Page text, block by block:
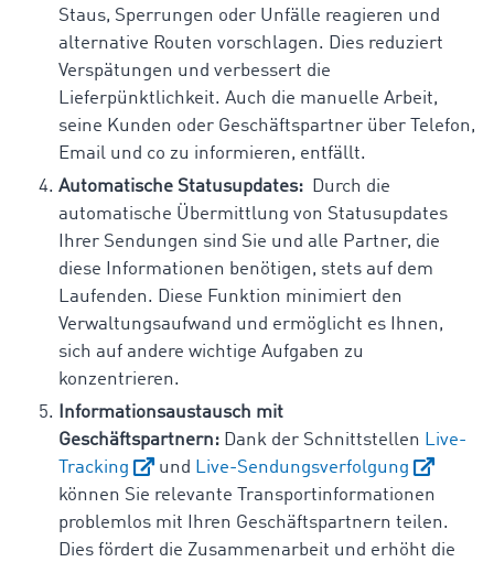
Staus, Sperrungen oder Unfälle reagieren und
alternative Routen vorschlagen. Dies reduziert
Verspätungen und verbessert die
Lieferpünktlichkeit. Auch die manuelle Arbeit,
seine Kunden oder Geschäftspartner über Telefon,
Email und co zu informieren, entfällt.
Automatische Statusupdates:
Durch die
automatische Übermittlung von Statusupdates
Ihrer Sendungen sind Sie und alle Partner, die
diese Informationen benötigen, stets auf dem
Laufenden. Diese Funktion minimiert den
Verwaltungsaufwand und ermöglicht es Ihnen,
sich auf andere wichtige Aufgaben zu
konzentrieren.
Informationsaustausch mit
Geschäftspartnern: Dank der Schnittstellen Live-
Tracking
und Live-Sendungsverfolgung
können Sie relevante Transportinformationen
problemlos mit Ihren Geschäftspartnern teilen.
Dies fördert die Zusammenarbeit und erhöht die